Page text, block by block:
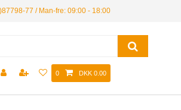
77 / Man-fre: 09:00 - 18:00
0 DKK 0.00